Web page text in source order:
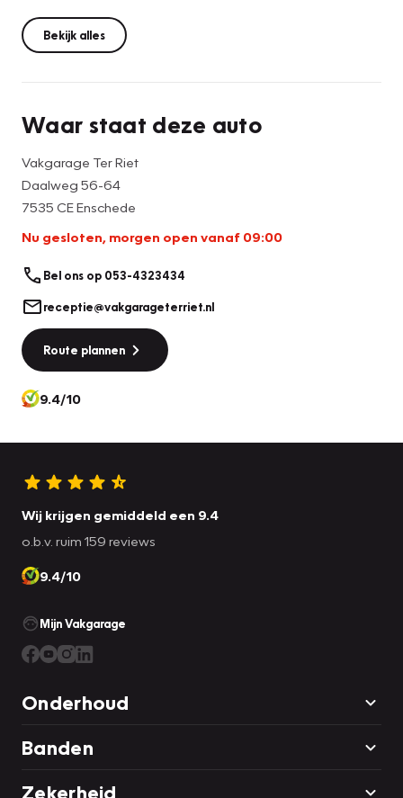
veranderen. Het multi-media-systeem is onder andere
voorzien van radio-dab, aux, usb, bluetooth, navigatie,
eco coach, luchtkwaliteitssensor met satellietbediening
luisteren of de navigatie gebruiken.
Bekijk alles
Waar staat deze auto
Vakgarage Ter Riet
Daalweg 56-64
7535 CE Enschede
Nu gesloten, morgen open vanaf 09:00
Bel ons op 053-4323434
receptie@vakgarageterriet.nl
Route plannen
9.4/10
Wij krijgen gemiddeld een 9.4
o.b.v. ruim 159 reviews
9.4/10
Mijn Vakgarage
Onderhoud
Banden
Zekerheid